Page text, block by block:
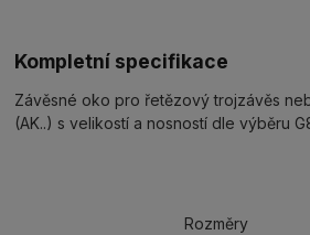
Kompletní specifikace
Závěsné oko pro řetězový trojzávěs
(AK..) s velikostí a nosností dle výběru
Rozměry